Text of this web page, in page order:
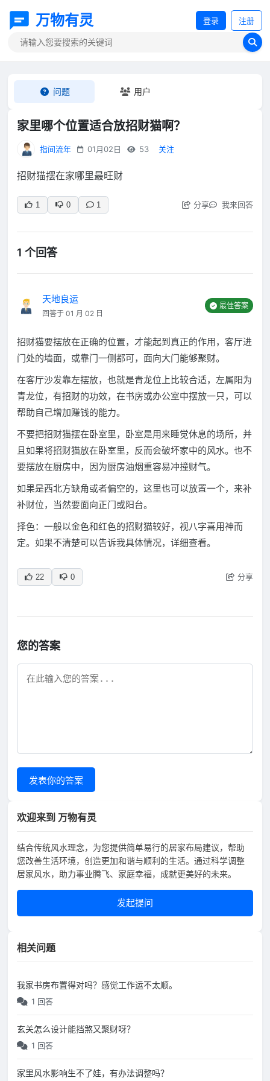
万物有灵 登录 注册
问题 用户
家里哪个位置适合放招财猫啊？
指间流年 01月02日 53 关注
招财猫摆在家哪里最旺财
1 0 1 分享 我来回答
1 个回答
天地良运
回答于 01 月 02 日
最佳答案
招财猫要摆放在正确的位置，才能起到真正的作用，客厅进
门处的墙面，或靠门一侧都可，面向大门能够聚财。
在客厅沙发靠左摆放，也就是青龙位上比较合适，左属阳为
青龙位，有招财的功效，在书房或办公室中摆放一只，可以
帮助自己增加赚钱的能力。
不要把招财猫摆在卧室里，卧室是用来睡觉休息的场所，并
且如果将招财猫放在卧室里，反而会破坏家中的风水。也不
要摆放在厨房中，因为厨房油烟重容易冲撞财气。
如果是西北方缺角或者偏空的，这里也可以放置一个，来补
补财位，当然要面向正门或阳台。
择色：一般以金色和红色的招财猫较好，视八字喜用神而
定。如果不清楚可以告诉我具体情况，详细查看。
22 0 分享
您的答案
发表你的答案
欢迎来到 万物有灵
结合传统风水理念，为您提供简单易行的居家布局建议，帮助
您改善生活环境，创造更加和谐与顺利的生活。通过科学调整
居家风水，助力事业腾飞、家庭幸福，成就更美好的未来。
发起提问
相关问题
我家书房布置得对吗？感觉工作运不太顺。
1 回答
玄关怎么设计能挡煞又聚财呀？
1 回答
家里风水影响生不了娃，有办法调整吗？